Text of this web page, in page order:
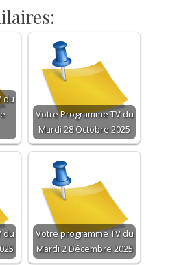
du
Votre Programme TV du
Mardi 28 Octobre 2025
du
Votre programme TV du
Mardi 2 Décembre 2025